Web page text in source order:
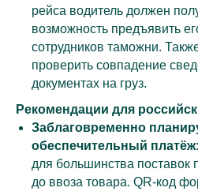
рейса водитель должен
возможность предъявить
сотрудников таможни.
проверить совпадение
документах на груз.
Рекомендации для
Заблаговременно
обеспечительный платёж:
для большинства поставок
до ввоза товара. QR-код